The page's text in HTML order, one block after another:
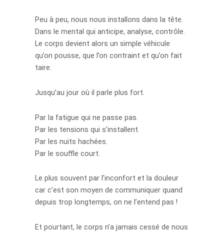
Peu à peu, nous nous installons dans la tête.
Dans le mental qui anticipe, analyse, contrôle.
Le corps devient alors un simple véhicule
qu’on pousse, que l’on contraint et qu’on fait
taire.
Jusqu’au jour où il parle plus fort.
Par la fatigue qui ne passe pas.
Par les tensions qui s’installent.
Par les nuits hachées.
Par le souffle court.
Le plus souvent par l’inconfort et la douleur
car c’est son moyen de communiquer quand
depuis trop longtemps, on ne l’entend pas !
Et pourtant, le corps n’a jamais cessé de nous